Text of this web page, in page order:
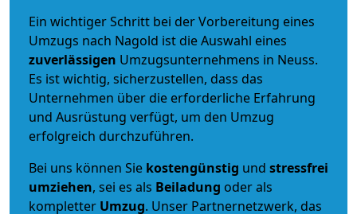
Ein wichtiger Schritt bei der Vorbereitung eines
Umzugs nach Nagold ist die Auswahl eines
zuverlässigen Umzugsunternehmens in Neuss.
Es ist wichtig, sicherzustellen, dass das
Unternehmen über die erforderliche Erfahrung
und Ausrüstung verfügt, um den Umzug
erfolgreich durchzuführen.
Bei uns können Sie kostengünstig und stressfrei
umziehen, sei es als Beiladung oder als
kompletter Umzug. Unser Partnernetzwerk, das